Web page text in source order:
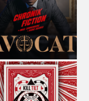
pluridisciplinaire